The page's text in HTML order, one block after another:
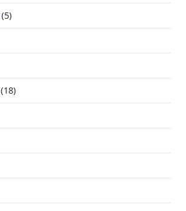
(5)
(18)